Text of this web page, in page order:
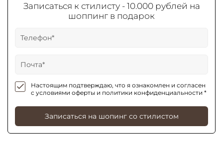
Записаться к стилисту - 10.000 рублей на
шоппинг в подарок
Настоящим подтверждаю, что я ознакомлен и согласен
с условиями оферты и политики конфиденциальности *
Записаться на шопинг со стилистом